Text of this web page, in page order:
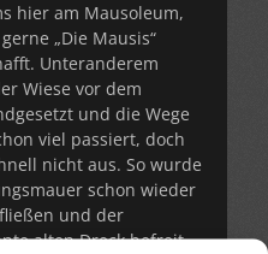
hier am Mausoleum,
„Die Mausis“
Unteranderem
Wiese vor dem
und die Wege
viel passiert, doch
nicht aus. So wurde
schon wieder
und der
alten Dreck befreit